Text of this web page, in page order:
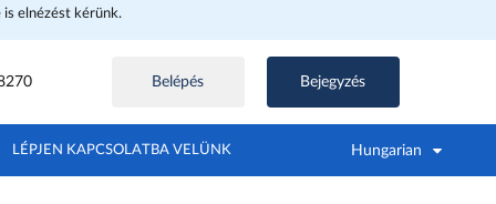
is elnézést kérünk.
Belépés Bejegyzés
LÉPJEN KAPCSOLATBA VELÜNK Hungarian